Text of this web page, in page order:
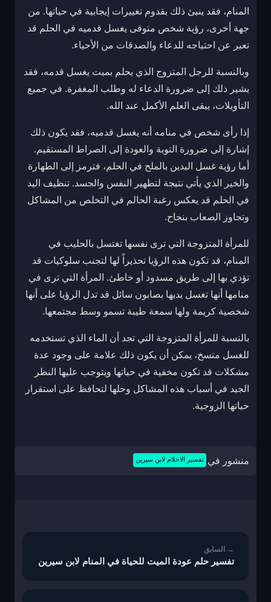
المنام، فقد ينبئ ذلك بقدوم تغييرات إيجابية في حياتها. من
جهة أخرى، رؤية شخص متوفى يغسل قدميه في الحلم قد
تعبر عن احتياجه للدعاء والصدقات من الأحياء.
وبالنسبة للرجل المتزوج الذي يحلم بميت يغسل قدمه، فقد
يشير ذلك إلى ضرورة الدعاء له وطلب المغفرة. في جميع
التأويلات، يبقى العلم الأكمل عند الله.
إذا رأى شخص في منامه أنه يغسل قدميه، فقد يكون ذلك
إشارة إلى ضرورة التوبة والعودة إلى الصراط المستقيم.
أما رؤية غسل اليدين بالملح في الحلم، فترمز إلى الطهارة
والخير الذي يأتي نتيجة لتطهير النفس والجسد. تنظيف اليد
في الحلم قد يعكس رغبة الحالم في التخلص من المشاكل
وتجاوز الصعاب بنجاح.
للمرأة المتزوجة التي ترى نفسها تغتسل بالحليب في
المنام، قد تكون هذه الرؤيا تحذيراً لها لتجنب سلوكيات قد
تؤدي بها إلى طريق مسدود أو خاطئ. المرأة التي ترى في
منامها أنها تغسل يديها بصابون سائل قد تدل الرؤيا على أنها
شخصية كريمة ولها سمعة طيبة تسمو وسط مجتمعها.
بالنسبة للمرأة المتزوجة التي تجد أن الماء الذي تستخدمه
للغسل متسخ، يمكن أن يكون ذلك علامة على وجود عدة
مشكلات قد تكون مخفية في حياتها ويتوجب عليها النظر
الجيد في أسباب هذه المشاكل وحلها لتحافظ على استقرار
حياتها الزوجية.
منشور في تفسير الاحلام لابن سيرين
تفسير حلم عودة الميت للحياة في المنام لابن سيرين